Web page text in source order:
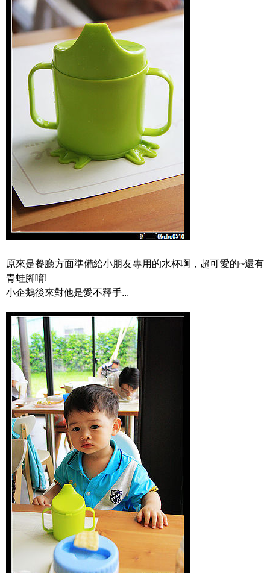
原來是餐廳方面準備給小朋友專用的水杯啊，超可愛的~還有
青蛙腳唷!
小企鵝後來對他是愛不釋手...